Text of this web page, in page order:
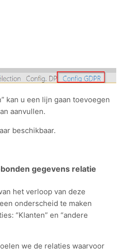
kan u een lijn gaan toevoegen
aanvullen.
beschikbaar.
gegevens relatie
het verloop van deze
onderscheid te maken
“Klanten” en “andere
we de relaties waarvoor